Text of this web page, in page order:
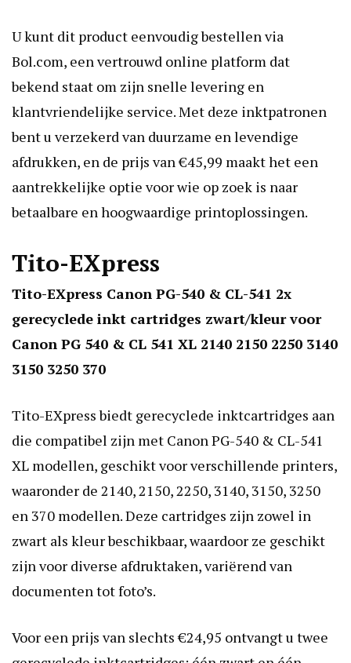
U kunt dit product eenvoudig bestellen via
Bol.com, een vertrouwd online platform dat
bekend staat om zijn snelle levering en
klantvriendelijke service. Met deze inktpatronen
bent u verzekerd van duurzame en levendige
afdrukken, en de prijs van €45,99 maakt het een
aantrekkelijke optie voor wie op zoek is naar
betaalbare en hoogwaardige printoplossingen.
Tito-EXpress
Tito-EXpress Canon PG-540 & CL-541 2x
gerecyclede inkt cartridges zwart/kleur voor
Canon PG 540 & CL 541 XL 2140 2150 2250 3140
3150 3250 370
Tito-EXpress biedt gerecyclede inktcartridges aan
die compatibel zijn met Canon PG-540 & CL-541
XL modellen, geschikt voor verschillende printers,
waaronder de 2140, 2150, 2250, 3140, 3150, 3250
en 370 modellen. Deze cartridges zijn zowel in
zwart als kleur beschikbaar, waardoor ze geschikt
zijn voor diverse afdruktaken, variërend van
documenten tot foto’s.
Voor een prijs van slechts €24,95 ontvangt u twee